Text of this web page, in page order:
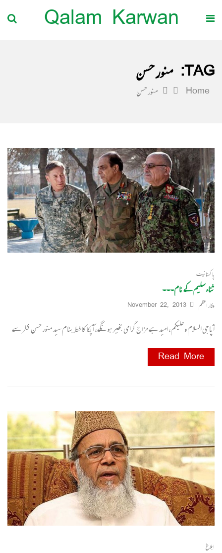
Qalam Karwan
TAG: منور حسن
Home منور حسن
پاکستانیت
ثناء سلیم کے نام۔۔۔
وقار اعظم November 22, 2013
آپا جی السلام و علیکم، امید ہے مزاج گرامی بخیر ہونگے، آپکا کا خط بنام سید منور حسن نظر سے
Read More
ابلاغ